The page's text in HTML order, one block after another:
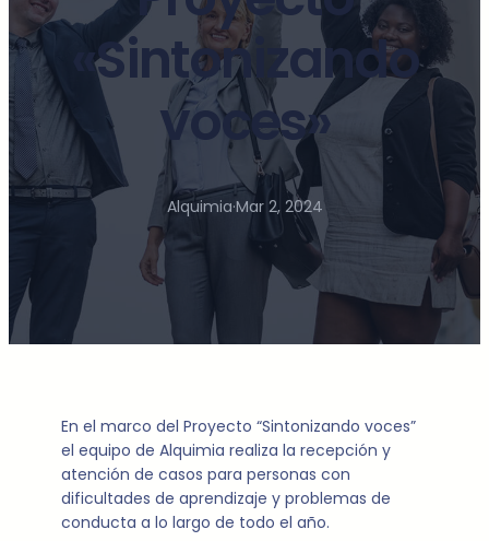
«Sintonizando
voces»
Alquimia·Mar 2, 2024
En el marco del Proyecto “Sintonizando voces”
el equipo de Alquimia realiza la recepción y
atención de casos para personas con
dificultades de aprendizaje y problemas de
conducta a lo largo de todo el año.